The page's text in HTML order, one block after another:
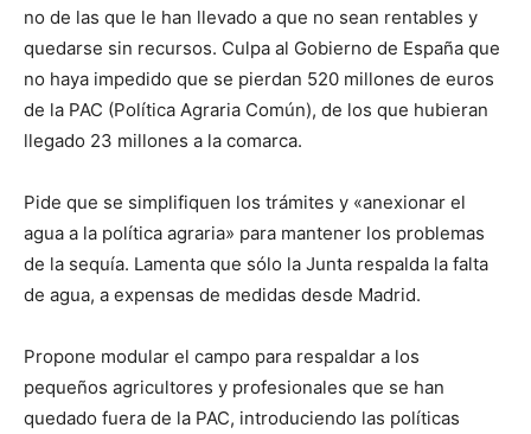
no de las que le han llevado a que no sean rentables y
quedarse sin recursos. Culpa al Gobierno de España que
no haya impedido que se pierdan 520 millones de euros
de la PAC (Política Agraria Común), de los que hubieran
llegado 23 millones a la comarca.
Pide que se simplifiquen los trámites y «anexionar el
agua a la política agraria» para mantener los problemas
de la sequía. Lamenta que sólo la Junta respalda la falta
de agua, a expensas de medidas desde Madrid.
Propone modular el campo para respaldar a los
pequeños agricultores y profesionales que se han
quedado fuera de la PAC, introduciendo las políticas